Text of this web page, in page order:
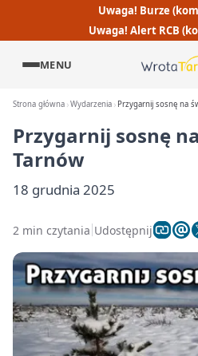
Uwaga! Burze
Uwaga! Alert RCB
MENU
Strona główna Wydarzenia Przygarnij sosnę na
Przygarnij sosnę
Tarnów
18 grudnia 2025
2 min czytania Udostępnij